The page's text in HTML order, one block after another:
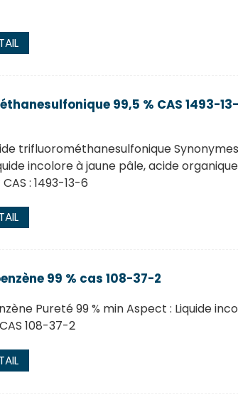
99,5 % CAS 1493-
trifluorométhanesulfonique
incolore à jaune pâle, acide
: 1493-13-6
99 % cas 108-37-2
Pureté 99 % min Aspect : Liquide
108-37-2